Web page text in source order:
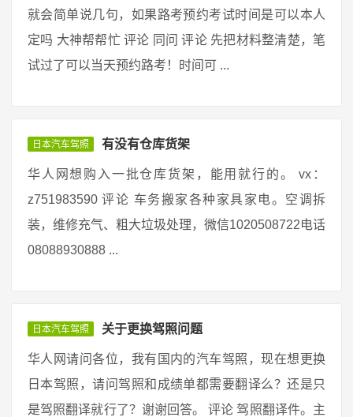
就会简单说几句，如果路考预约考试时间是可以本人
定吗 大神帮帮忙 评论 同问 评论 先把材料整清楚，笔
试过了可以当天预约路考！时间可 ...
日本汽车驾照 有没有仓库货架
华人网想购入一批仓库货架，能用就行的。 vx：
z751983590 评论 车务搬家各种家具家电。空调拆
装，维修充气、粗大垃圾处理，微信1020508722电话
08088930888 ...
日本汽车驾照 关于更换驾照问题
华人网请问各位，我有国内的汽车驾照，现在想更换
日本驾照，请问驾照和成绩单都需要翻译么？还是只
是驾照翻译就行了？谢谢回答。 评论 驾照翻译件。主